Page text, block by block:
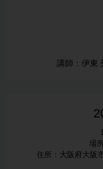
講師：伊東
場
住所：大阪府大阪